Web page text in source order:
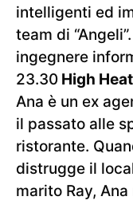
intelligenti ed
team di
ingegnere
23.30 High
Ana è un ex
il passato alle
ristorante.
distrugge il
marito Ray,